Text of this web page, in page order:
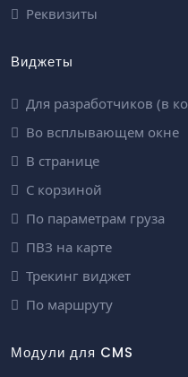
Реквизиты
Виджеты
Для разработчиков (в
Во всплывающем окне
В странице
С корзиной
По параметрам груза
ПВЗ на карте
Трекинг виджет
По маршруту
Модули для CMS